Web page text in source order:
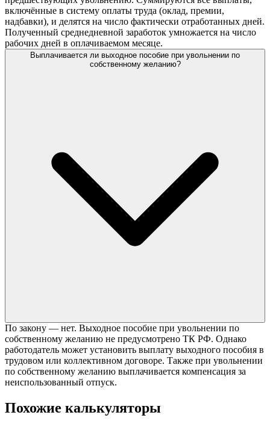
включённые в систему оплаты труда (оклад, премии,
надбавки), и делятся на число фактически отработанных дней.
Полученный среднедневной заработок умножается на число
рабочих дней в оплачиваемом месяце.
Выплачивается ли выходное пособие при увольнении по
собственному желанию?
По закону — нет. Выходное пособие при увольнении по
собственному желанию не предусмотрено ТК РФ. Однако
работодатель может установить выплату выходного пособия в
трудовом или коллективном договоре. Также при увольнении
по собственному желанию выплачивается компенсация за
неиспользованный отпуск.
Похожие калькуляторы